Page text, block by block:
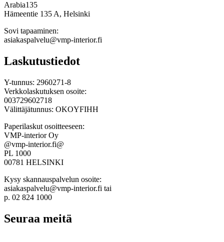
Arabia135
Hämeentie 135 A, Helsinki
Sovi tapaaminen:
asiakaspalvelu@vmp-interior.fi
Laskutustiedot
Y-tunnus: 2960271-8
Verkkolaskutuksen osoite:
003729602718
Välittäjätunnus: OKOYFIHH
Paperilaskut osoitteeseen:
VMP-interior Oy
@vmp-interior.fi@
PL 1000
00781 HELSINKI
Kysy skannauspalvelun osoite:
asiakaspalvelu@vmp-interior.fi tai
p. 02 824 1000
Seuraa meitä